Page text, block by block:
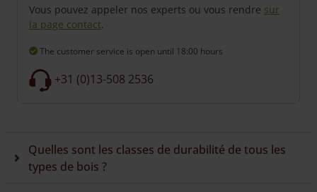
Vous pouvez appeler nos experts ou vous rendre sur
la page contact.
The customer service is open until 18:00 hours
+31 (0)13-508 2536
Quelles sont les classes de durabilité de tous les
types de bois ?